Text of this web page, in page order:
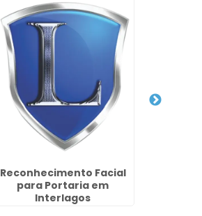
Reconhecimento Facial
para Portaria em
Interlagos